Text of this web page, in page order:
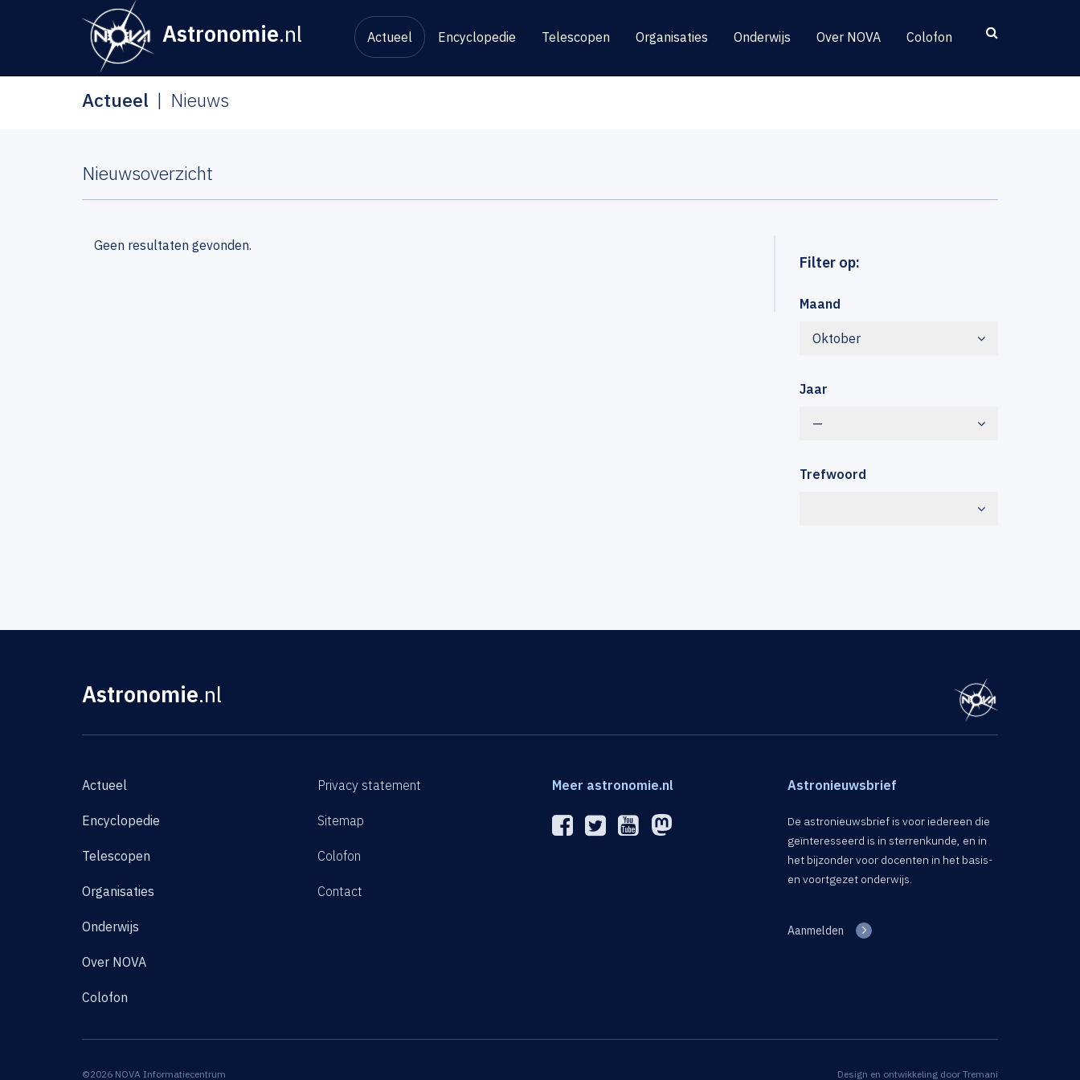
Astronomie.nl Actueel Encyclopedie Telescopen Organisaties Onderwijs Over NOVA Colofon
Actueel Nieuws
Nieuwsoverzicht
Filter op:
Maand
Oktober
Jaar
—
Trefwoord
Geen resultaten gevonden.
Astronomie.nl
Actueel
Encyclopedie
Telescopen
Organisaties
Onderwijs
Over NOVA
Colofon
Privacy statement
Sitemap
Colofon
Contact
Meer astronomie.nl Astronieuwsbrief
De astronieuwsbrief is voor iedereen die
geïnteresseerd is in sterrenkunde, en in
het bijzonder voor docenten in het basis-
en voortgezet onderwijs.
Aanmelden
©2026 NOVA Informatiecentrum Design en ontwikkeling door Tremani